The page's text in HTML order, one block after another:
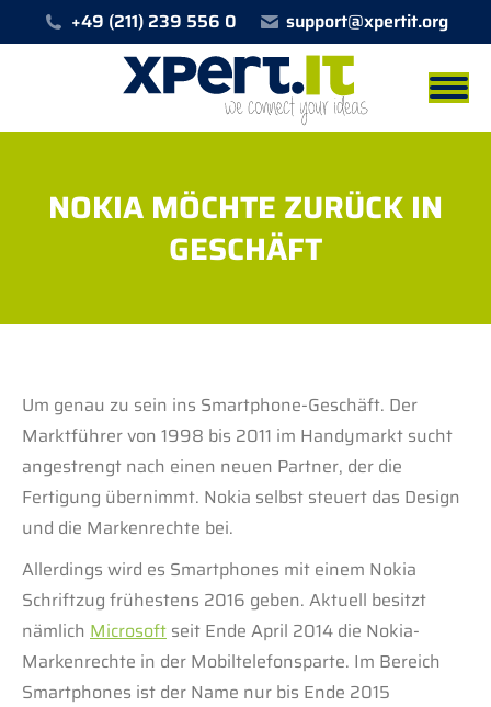
+49 (211) 239 556 0 support@xpertit.org
NOKIA MÖCHTE ZURÜCK IN
GESCHÄFT
Um genau zu sein ins Smartphone-Geschäft. Der
Marktführer von 1998 bis 2011 im Handymarkt sucht
angestrengt nach einen neuen Partner, der die
Fertigung übernimmt. Nokia selbst steuert das Design
und die Markenrechte bei.
Allerdings wird es Smartphones mit einem Nokia
Schriftzug frühestens 2016 geben. Aktuell besitzt
nämlich Microsoft seit Ende April 2014 die Nokia-
Markenrechte in der Mobiltelefonsparte. Im Bereich
Smartphones ist der Name nur bis Ende 2015